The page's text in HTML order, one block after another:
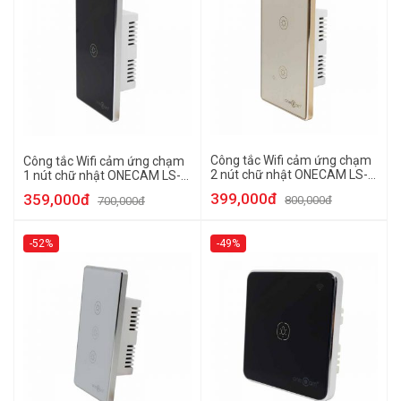
Công tắc Wifi cảm ứng chạm
1 nút chữ nhật ONECAM LS-
359,000đ 700,000đ
Công tắc Wifi cảm ứng chạm
2 nút chữ nhật ONECAM LS-
399,000đ 800,000đ
-52% -49%